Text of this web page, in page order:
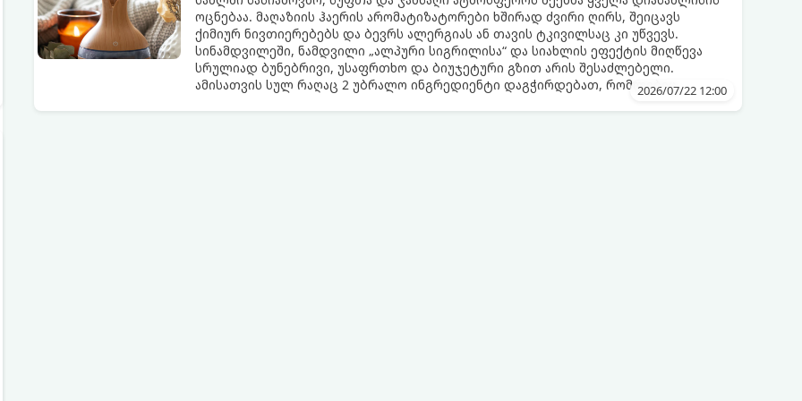
ოცნებაა. მაღაზიის ჰაერის არომატიზატორები ხშირად ძვირი ღირს, შეიცავს
ქიმიურ ნივთიერებებს და ბევრს ალერგიას ან თავის ტკივილსაც კი უწვევს.
სინამდვილეში, ნამდვილი „ალპური სიგრილისა“ და სიახლის ეფექტის მიღწევა
სრულიად ბუნებრივი, უსაფრთხო და ბიუჯეტური გზით არის შესაძლებელი.
ამისათვის სულ რაღაც 2 უბრალო ინგრედიენტი დაგჭირდებათ, რომლებიც2026/07/22 12:00